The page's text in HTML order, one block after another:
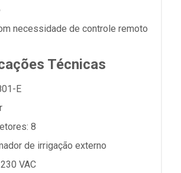
necessidade de controle remoto
Técnicas
E
8
de irrigação externo
VAC